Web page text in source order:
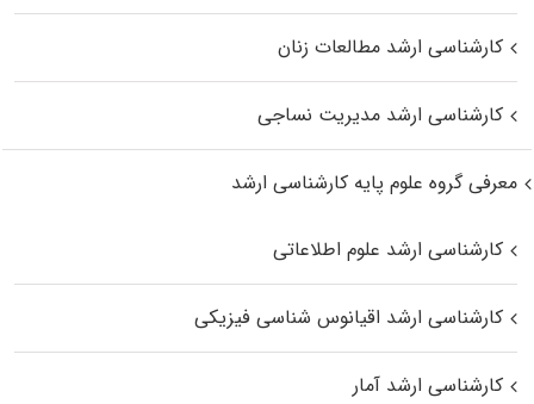
کارشناسی ارشد مطالعات زنان
کارشناسی ارشد مدیریت نساجی
معرفی گروه علوم پایه کارشناسی ارشد
کارشناسی ارشد علوم اطلاعاتی
کارشناسی ارشد اقیانوس‌ شناسی فیزیکی
کارشناسی ارشد آمار